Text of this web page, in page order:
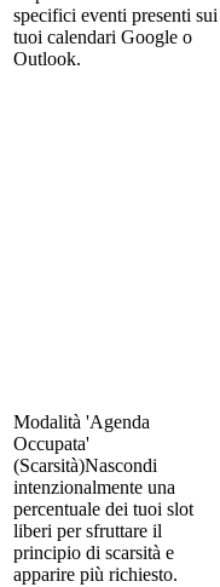
specifici eventi presenti sui
tuoi calendari Google o
Outlook.
Modalità 'Agenda
Occupata'
(Scarsità)Nascondi
intenzionalmente una
percentuale dei tuoi slot
liberi per sfruttare il
principio di scarsità e
apparire più richiesto.